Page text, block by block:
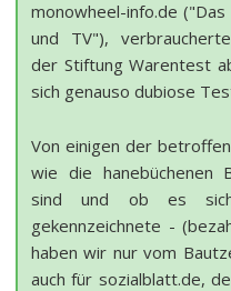
monowheel-info.de
und TV"),
der Stiftung Warentest
sich genauso dubiose
Von einigen der
wie die hanebüchenen
sind und ob es
gekennzeichnete -
haben wir nur vom
auch für sozialblatt.de,